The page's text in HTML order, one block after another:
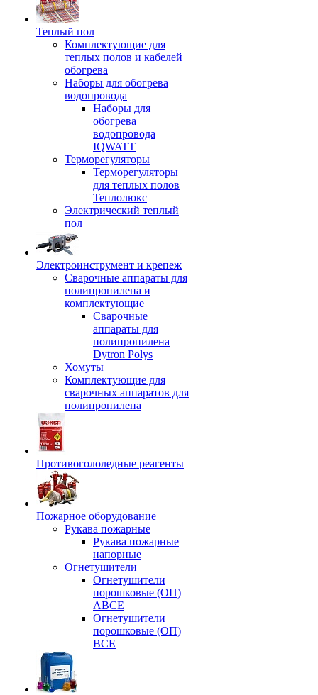
Теплый пол
Комплектующие для
теплых полов и кабелей
обогрева
Наборы для обогрева
водопровода
Наборы для
обогрева
водопровода
IQWATT
Терморегуляторы
Терморегуляторы
для теплых полов
Теплолюкс
Электрический теплый
пол
Электроинструмент и крепеж
Сварочные аппараты для
полипропилена и
комплектующие
Сварочные
аппараты для
полипропилена
Dytron Polys
Хомуты
Комплектующие для
сварочных аппаратов для
полипропилена
Противогололедные реагенты
Пожарное оборудование
Рукава пожарные
Рукава пожарные
напорные
Огнетушители
Огнетушители
порошковые (ОП)
АВСЕ
Огнетушители
порошковые (ОП)
ВСЕ